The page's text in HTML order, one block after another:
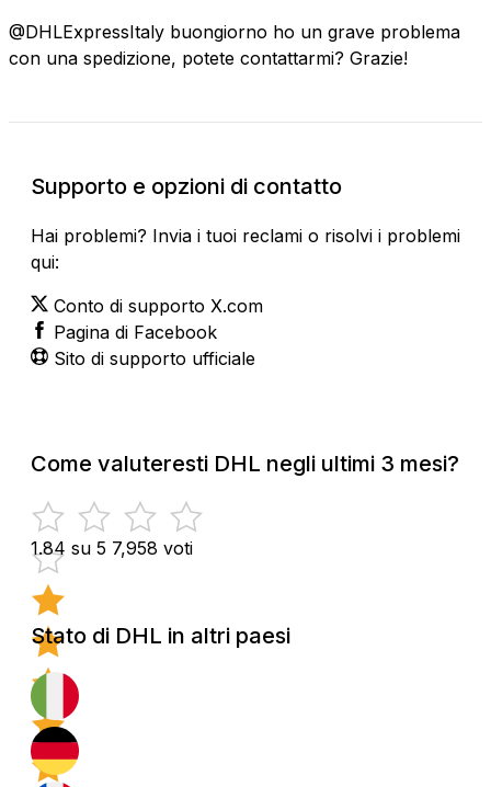
@DHLExpressItaly buongiorno ho un grave problema
con una spedizione, potete contattarmi? Grazie!
Supporto e opzioni di contatto
Hai problemi? Invia i tuoi reclami o risolvi i problemi
qui:
Conto di supporto X.com
Pagina di Facebook
Sito di supporto ufficiale
Come valuteresti DHL negli ultimi 3 mesi?
1.84 su 5 7,958 voti
Stato di DHL in altri paesi